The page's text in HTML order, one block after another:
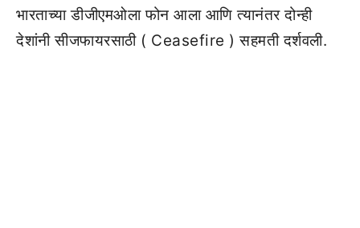
भारताच्या डीजीएमओला फोन आला आणि त्यानंतर दोन्ही
देशांनी सीजफायरसाठी ( Ceasefire ) सहमती दर्शवली.